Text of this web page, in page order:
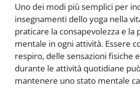
Uno dei modi più semplici per
insegnamenti dello yoga nella
praticare la consapevolezza e la
mentale in ogni attività. Essere
respiro, delle sensazioni fisiche
durante le attività quotidiane
mantenere uno stato mentale